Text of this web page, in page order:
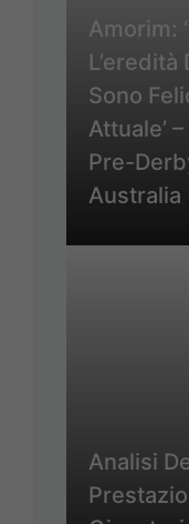
Amorim:
Sono
Attuale’
Pre-
Australia
Analisi